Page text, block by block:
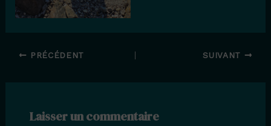
PRÉCÉDENT SUIVANT
Laisser un commentaire